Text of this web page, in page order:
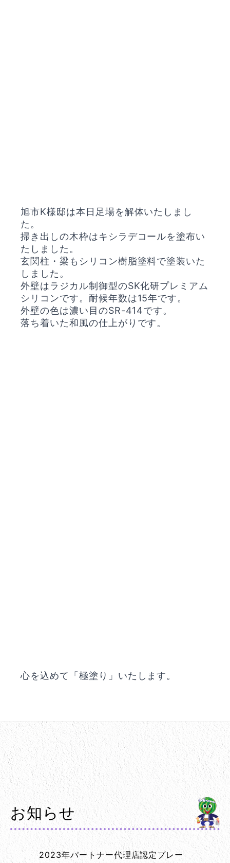
旭市K様邸は本日足場を解体いたしまし
た。
掃き出しの木枠はキシラデコールを塗布い
たしました。
玄関柱・梁もシリコン樹脂塗料で塗装いた
しました。
外壁はラジカル制御型のSK化研プレミアム
シリコンです。耐候年数は15年です。
外壁の色は濃い目のSR-414です。
落ち着いた和風の仕上がりです。
心を込めて「極塗り」いたします。
お知らせ
2023年パートナー代理店認定プレー